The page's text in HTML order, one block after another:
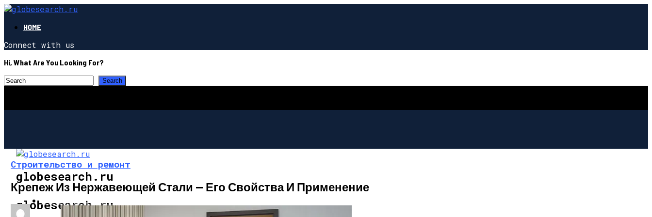
HOME
Connect with us
Hi, What Are You Looking For?
globesearch.ru
globesearch.ru
СТРОИТЕЛЬСТВО И РЕМОНТ
Строительство и ремонт
Крепеж Из Нержавеющей Стали — Его Свойства И Применение